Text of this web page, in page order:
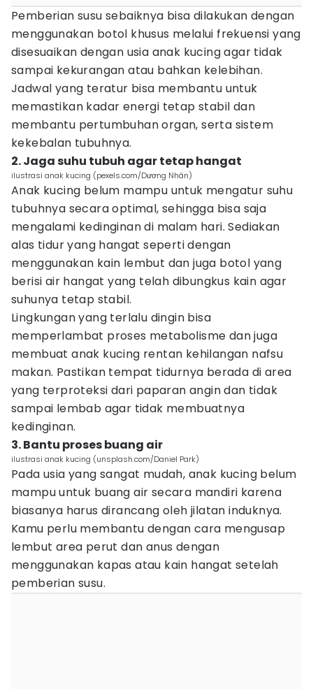
Pemberian susu sebaiknya bisa dilakukan dengan
menggunakan botol khusus melalui frekuensi yang
disesuaikan dengan usia anak kucing agar tidak
sampai kekurangan atau bahkan kelebihan.
Jadwal yang teratur bisa membantu untuk
memastikan kadar energi tetap stabil dan
membantu pertumbuhan organ, serta sistem
kekebalan tubuhnya.
2. Jaga suhu tubuh agar tetap hangat
ilustrasi anak kucing (pexels.com/Dương Nhân)
Anak kucing belum mampu untuk mengatur suhu
tubuhnya secara optimal, sehingga bisa saja
mengalami kedinginan di malam hari. Sediakan
alas tidur yang hangat seperti dengan
menggunakan kain lembut dan juga botol yang
berisi air hangat yang telah dibungkus kain agar
suhunya tetap stabil.
Lingkungan yang terlalu dingin bisa
memperlambat proses metabolisme dan juga
membuat anak kucing rentan kehilangan nafsu
makan. Pastikan tempat tidurnya berada di area
yang terproteksi dari paparan angin dan tidak
sampai lembab agar tidak membuatnya
kedinginan.
3. Bantu proses buang air
ilustrasi anak kucing (unsplash.com/Daniel Park)
Pada usia yang sangat mudah, anak kucing belum
mampu untuk buang air secara mandiri karena
biasanya harus dirancang oleh jilatan induknya.
Kamu perlu membantu dengan cara mengusap
lembut area perut dan anus dengan
menggunakan kapas atau kain hangat setelah
pemberian susu.